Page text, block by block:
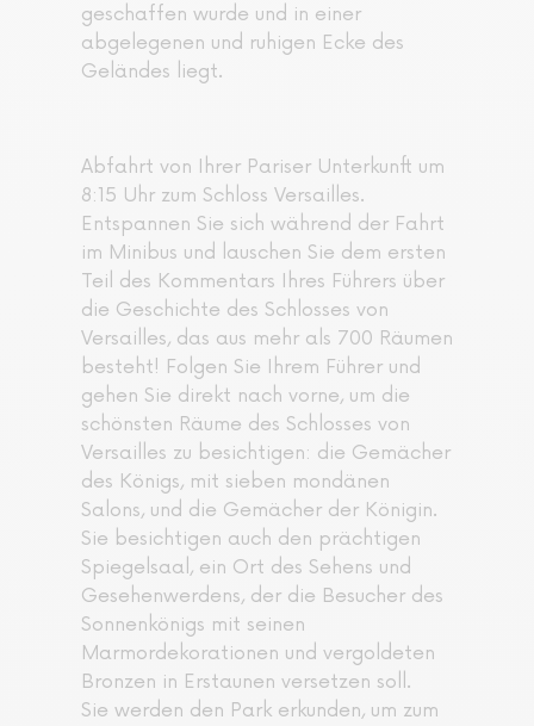
geschaffen wurde und in einer
abgelegenen und ruhigen Ecke des
Geländes liegt.
Abfahrt von Ihrer Pariser Unterkunft um
8:15 Uhr zum Schloss Versailles.
Entspannen Sie sich während der Fahrt
im Minibus und lauschen Sie dem ersten
Teil des Kommentars Ihres Führers über
die Geschichte des Schlosses von
Versailles, das aus mehr als 700 Räumen
besteht! Folgen Sie Ihrem Führer und
gehen Sie direkt nach vorne, um die
schönsten Räume des Schlosses von
Versailles zu besichtigen: die Gemächer
des Königs, mit sieben mondänen
Salons, und die Gemächer der Königin.
Sie besichtigen auch den prächtigen
Spiegelsaal, ein Ort des Sehens und
Gesehenwerdens, der die Besucher des
Sonnenkönigs mit seinen
Marmordekorationen und vergoldeten
Bronzen in Erstaunen versetzen soll.
Sie werden den Park erkunden, um zum